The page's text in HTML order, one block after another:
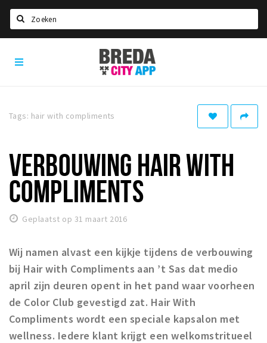
Home
Eten
Drinken
Slapen
Winkels
Winkelgebieden
Parkeren
Bezienswaardigheden
Breda
City
App
Tags: hair with compliments
VERBOUWING HAIR WITH
COMPLIMENTS
Geplaatst op 31 maart 2016
Wij namen alvast een kijkje tijdens de verbouwing
bij Hair with Compliments aan ’t Sas dat medio
april zijn deuren opent in het pand waar voorheen
de Color Club gevestigd zat. Hair With
Compliments wordt een speciale kapsalon met
wellness. Iedere klant krijgt een welkomstritueel